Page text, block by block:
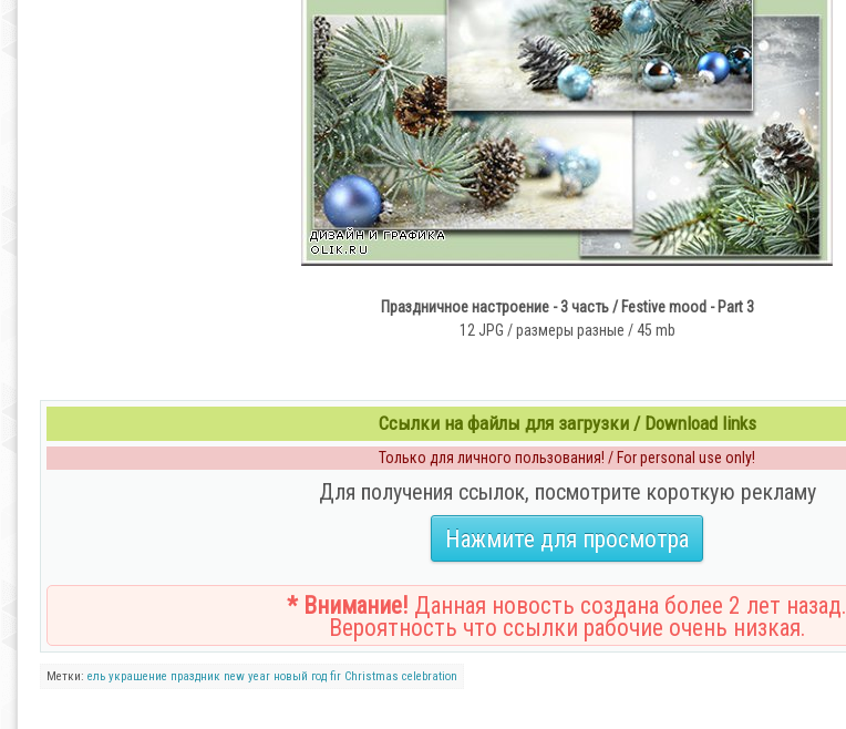
Праздничное настроение - 3 часть / Festive mood - Part 3
12 JPG / размеры разные / 45 mb
Ссылки на файлы для загрузки / Download links
Только для личного пользования! / For personal use only!
Для получения ссылок, посмотрите короткую рекламу
Нажмите для просмотра
* Внимание! Данная новость создана более 2 лет назад.
Вероятность что ссылки рабочие очень низкая.
Метки: ель украшение праздник new year новый год fir Christmas celebration